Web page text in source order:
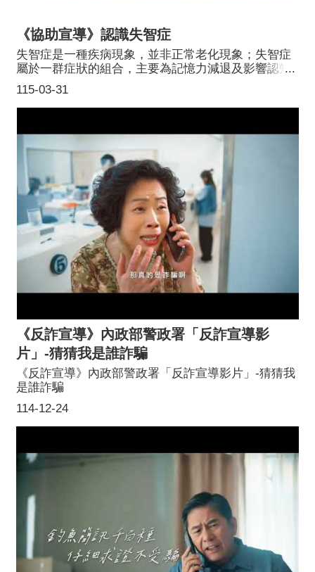
《協助宣導》認識失智症
115-03-31
失智症是一種疾病現象，並非正常老化現象；失智症
屬於一群症狀的組合，主要為記憶力減退及影響認知
功能，認知功能包含語言能力、空間感、計算力、判
斷力、抽象思考能力、注意力等功能退化，罹患失智
症也可能出現干擾行為、個性改變、妄想或幻覺等症
顧官網
《反詐宣導》內政部警政署「反詐宣導影
片」-猜猜我是誰詐騙
114-12-24
《反詐宣導》內政部警政署「反詐宣導影片」-猜猜我
是誰詐騙